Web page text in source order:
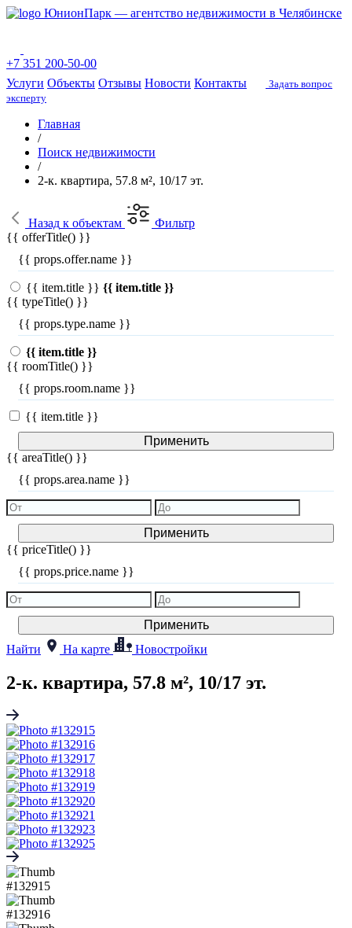
ЮнионПарк — агентство недвижимости в Челябинске
+7 351 200-50-00
Услуги Объекты Отзывы Новости Контакты
Задать вопрос
эксперту
Главная
/
Поиск недвижимости
/
2-к. квартира, 57.8 м², 10/17 эт.
Назад к объектам
Фильтр
{{ offerTitle() }}
{{ props.offer.name }}
{{ item.title }} {{ item.title }}
{{ typeTitle() }}
{{ props.type.name }}
{{ item.title }}
{{ roomTitle() }}
{{ props.room.name }}
{{ item.title }}
Применить
{{ areaTitle() }}
{{ props.area.name }}
Применить
{{ priceTitle() }}
{{ props.price.name }}
Применить
Найти
На карте Новостройки
2-к. квартира, 57.8 м², 10/17 эт.